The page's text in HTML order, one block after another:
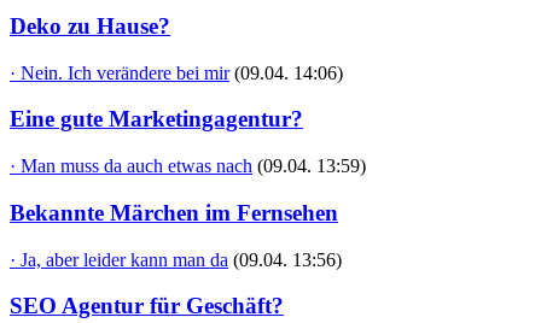
Deko zu Hause?
· Nein. Ich verändere bei mir (09.04. 14:06)
Eine gute Marketingagentur?
· Man muss da auch etwas nach (09.04. 13:59)
Bekannte Märchen im Fernsehen
· Ja, aber leider kann man da (09.04. 13:56)
SEO Agentur für Geschäft?